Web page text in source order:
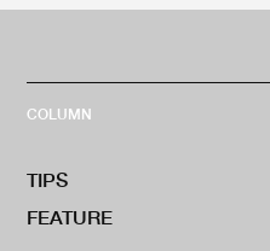
COLUMN
TIPS
FEATURE